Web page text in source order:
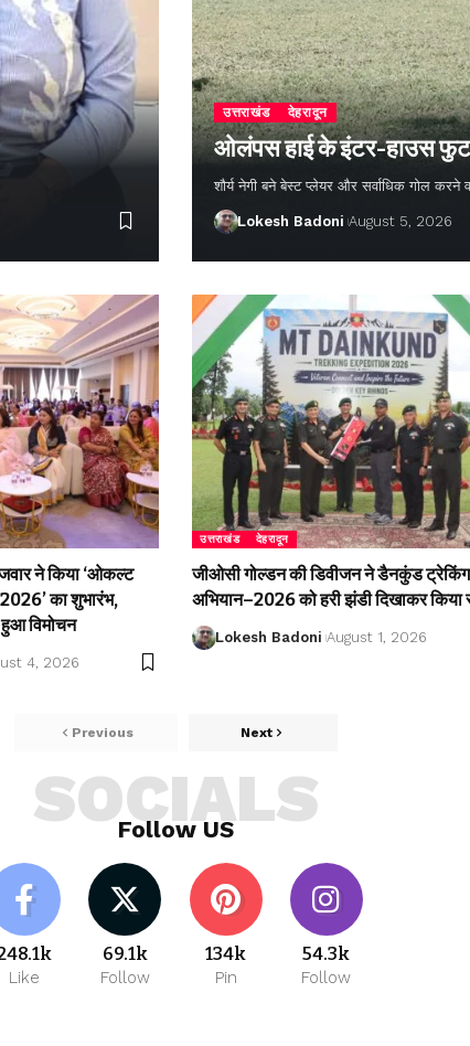
उत्तराखंड देहरादून
ओलंपस हाई के इंटर-हाउस
शौर्य नेगी बने बेस्ट प्लेयर और सर्वाधिक गोल
Lokesh Badoni August 5, 2026
ने किया ‘ओकल्ट
2026’ का शुभारंभ,
हुआ विमोचन
4, 2026
उत्तराखंड देहरादून
जीओसी गोल्डन की डिवीजन ने डैनकुंड ट्रेकिंग
अभियान–2026 को हरी झंडी दिखाकर किया
Lokesh Badoni August 1, 2026
Previous Next
Follow US
SOCIALS
Like
69.1k
Follow
134k
Pin
54.3k
Follow